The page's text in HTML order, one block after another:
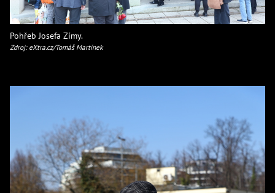
Pohřeb Josefa Zímy.
Zdroj: eXtra.cz/Tomáš Martínek